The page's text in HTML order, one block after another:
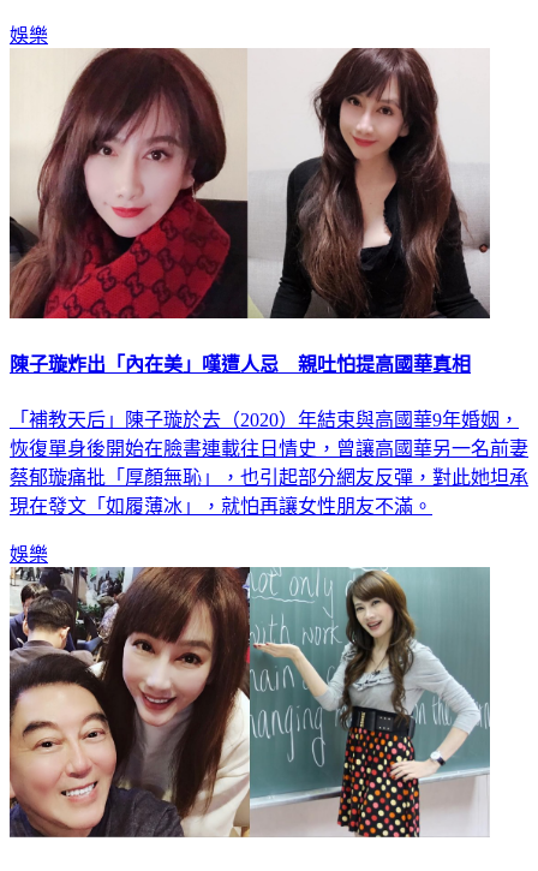
娛樂
陳子璇炸出「內在美」嘆遭人忌 親吐怕提高國華真相
「補教天后」陳子璇於去（2020）年結束與高國華9年婚姻，
恢復單身後開始在臉書連載往日情史，曾讓高國華另一名前妻
蔡郁璇痛批「厚顏無恥」，也引起部分網友反彈，對此她坦承
現在發文「如履薄冰」，就怕再讓女性朋友不滿。
娛樂